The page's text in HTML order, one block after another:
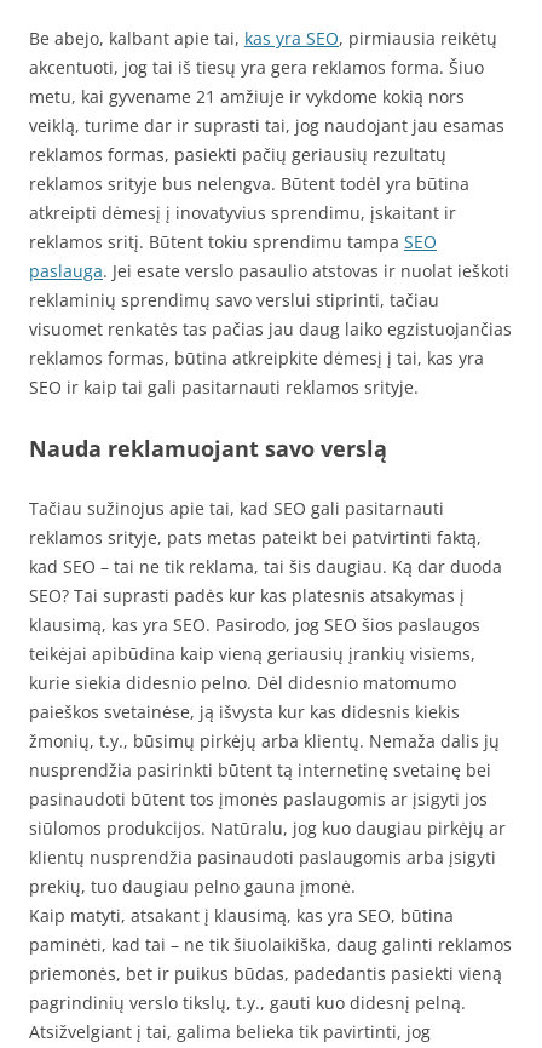
Be abejo, kalbant apie tai, kas yra SEO, pirmiausia reikėtų
akcentuoti, jog tai iš tiesų yra gera reklamos forma. Šiuo
metu, kai gyvename 21 amžiuje ir vykdome kokią nors
veiklą, turime dar ir suprasti tai, jog naudojant jau esamas
reklamos formas, pasiekti pačių geriausių rezultatų
reklamos srityje bus nelengva. Būtent todėl yra būtina
atkreipti dėmesį į inovatyvius sprendimu, įskaitant ir
reklamos sritį. Būtent tokiu sprendimu tampa SEO
paslauga. Jei esate verslo pasaulio atstovas ir nuolat ieškoti
reklaminių sprendimų savo verslui stiprinti, tačiau
visuomet renkatės tas pačias jau daug laiko egzistuojančias
reklamos formas, būtina atkreipkite dėmesį į tai, kas yra
SEO ir kaip tai gali pasitarnauti reklamos srityje.
Nauda reklamuojant savo verslą
Tačiau sužinojus apie tai, kad SEO gali pasitarnauti
reklamos srityje, pats metas pateikt bei patvirtinti faktą,
kad SEO – tai ne tik reklama, tai šis daugiau. Ką dar duoda
SEO? Tai suprasti padės kur kas platesnis atsakymas į
klausimą, kas yra SEO. Pasirodo, jog SEO šios paslaugos
teikėjai apibūdina kaip vieną geriausių įrankių visiems,
kurie siekia didesnio pelno. Dėl didesnio matomumo
paieškos svetainėse, ją išvysta kur kas didesnis kiekis
žmonių, t.y., būsimų pirkėjų arba klientų. Nemaža dalis jų
nusprendžia pasirinkti būtent tą internetinę svetainę bei
pasinaudoti būtent tos įmonės paslaugomis ar įsigyti jos
siūlomos produkcijos. Natūralu, jog kuo daugiau pirkėjų ar
klientų nusprendžia pasinaudoti paslaugomis arba įsigyti
prekių, tuo daugiau pelno gauna įmonė.
Kaip matyti, atsakant į klausimą, kas yra SEO, būtina
paminėti, kad tai – ne tik šiuolaikiška, daug galinti reklamos
priemonės, bet ir puikus būdas, padedantis pasiekti vieną
pagrindinių verslo tikslų, t.y., gauti kuo didesnį pelną.
Atsižvelgiant į tai, galima belieka tik pavirtinti, jog